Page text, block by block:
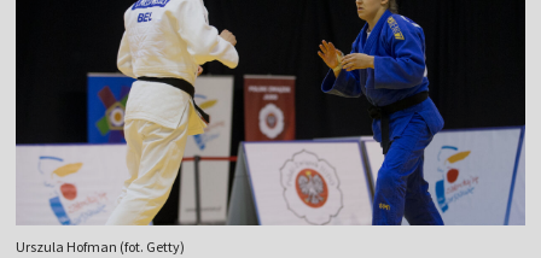
Urszula Hofman (fot. Getty)